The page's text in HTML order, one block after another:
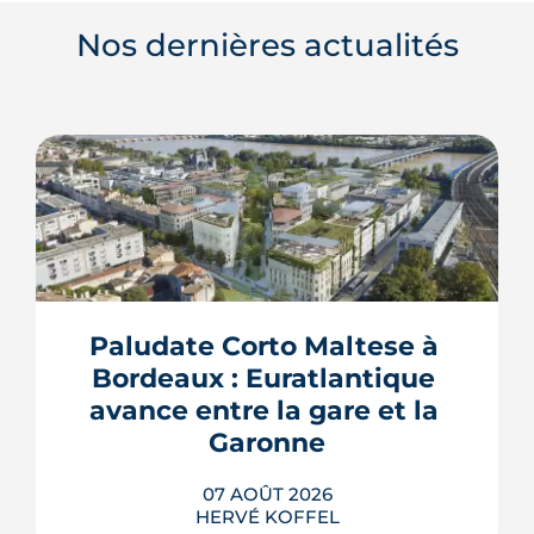
Nos dernières actualités
Paludate Corto Maltese à
Bordeaux : Euratlantique
avance entre la gare et la
Garonne
07 AOÛT 2026
HERVÉ KOFFEL